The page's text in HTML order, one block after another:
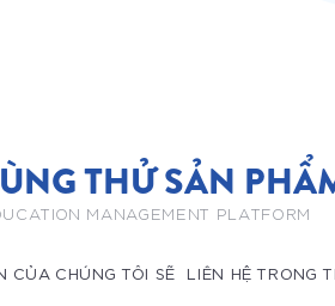
THỬ SẢN
MANAGEMENT PLATFORM
CHÚNG TÔI SẼ LIÊN HỆ TRONG